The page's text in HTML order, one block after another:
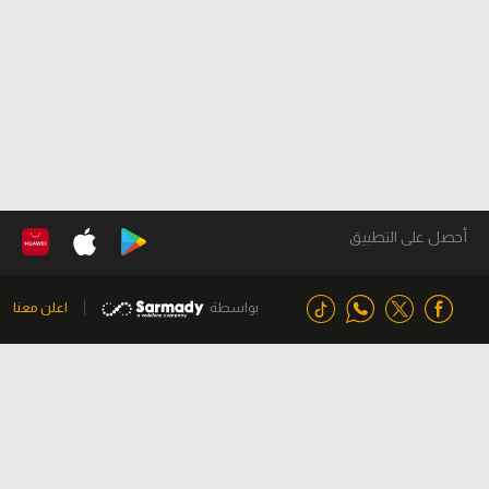
أحصل على التطبيق
بواسطة اعلن معنا